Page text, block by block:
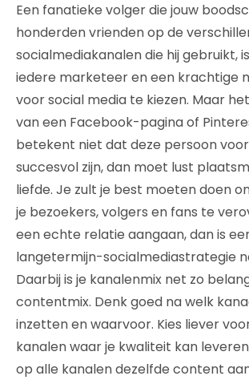
Een fanatieke volger die jouw
honderden vrienden op de
socialmediakanalen die hij gebruikt,
iedere marketeer en een krachtige
voor social media te kiezen. Maar
van een Facebook-pagina of
betekent niet dat deze persoon voor
succesvol zijn, dan moet lust
liefde. Je zult je best moeten doen
je bezoekers, volgers en fans te
een echte relatie aangaan, dan is
langetermijn-socialmediastrategie
Daarbij is je kanalenmix net zo
contentmix. Denk goed na welk
inzetten en waarvoor. Kies liever
kanalen waar je kwaliteit kan
op alle kanalen dezelfde content